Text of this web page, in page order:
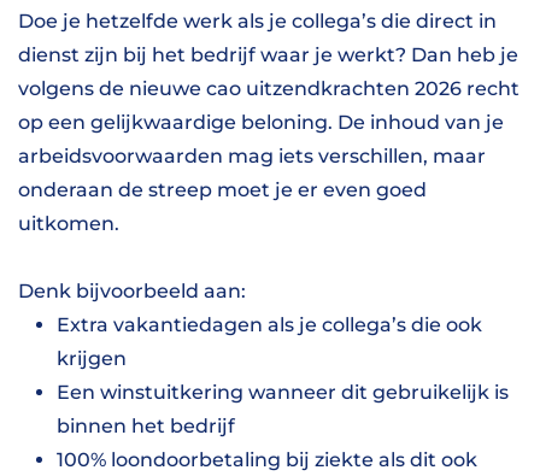
Doe je hetzelfde werk als je collega’s die direct in
dienst zijn bij het bedrijf waar je werkt? Dan heb je
volgens de nieuwe cao uitzendkrachten 2026 recht
op een gelijkwaardige beloning. De inhoud van je
arbeidsvoorwaarden mag iets verschillen, maar
onderaan de streep moet je er even goed
uitkomen.
Denk bijvoorbeeld aan:
Extra vakantiedagen als je collega’s die ook
krijgen
Een winstuitkering wanneer dit gebruikelijk is
binnen het bedrijf
100% loondoorbetaling bij ziekte als dit ook